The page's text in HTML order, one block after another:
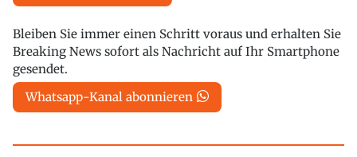
Bleiben Sie immer einen Schritt voraus und erhalten Sie
Breaking News sofort als Nachricht auf Ihr Smartphone
gesendet.
Whatsapp-Kanal abonnieren